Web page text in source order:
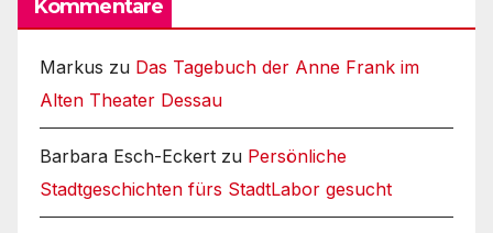
Kommentare
Markus zu Das Tagebuch der Anne Frank im
Alten Theater Dessau
Barbara Esch-Eckert zu Persönliche
Stadtgeschichten fürs StadtLabor gesucht